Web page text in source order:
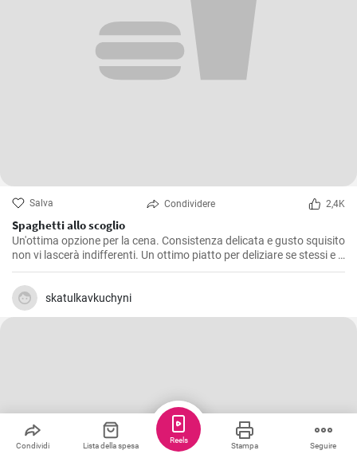
Salva Condividere 2,4K
Spaghetti allo scoglio
Un'ottima opzione per la cena. Consistenza delicata e gusto squisito
non vi lascerà indifferenti. Un ottimo piatto per deliziare se stessi e i
propri cari. La ricetta per fare gli spaghetti è semplice e accessibile a
tutti.
skatulkavkuchyni
Condividi Lista della spesa Stampa Seguire
Reels